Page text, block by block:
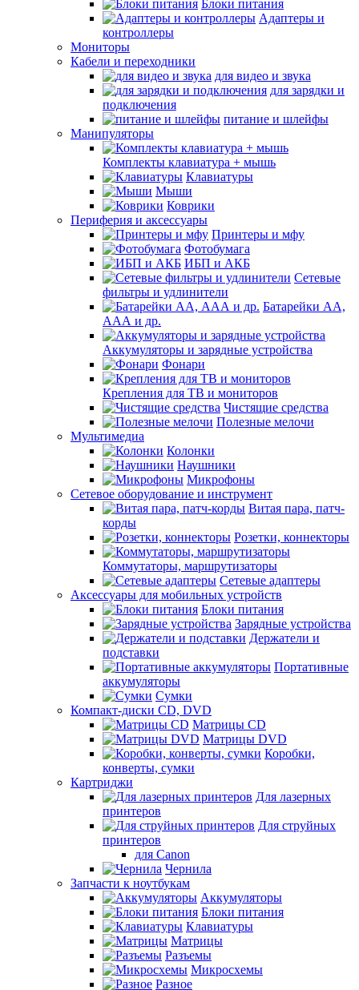
Блоки питания
Адаптеры и
контроллеры
Мониторы
Кабели и переходники
для видео и звука
для зарядки и
подключения
питание и шлейфы
Манипуляторы
Комплекты клавиатура + мышь
Клавиатуры
Мыши
Коврики
Периферия и аксессуары
Принтеры и мфу
Фотобумага
ИБП и АКБ
Сетевые
фильтры и удлинители
Батарейки АА,
ААА и др.
Аккумуляторы и зарядные устройства
Фонари
Крепления для ТВ и мониторов
Чистящие средства
Полезные мелочи
Мультимедиа
Колонки
Наушники
Микрофоны
Сетевое оборудование и инструмент
Витая пара, патч-
корды
Розетки, коннекторы
Коммутаторы, маршрутизаторы
Сетевые адаптеры
Аксессуары для мобильных устройств
Блоки питания
Зарядные устройства
Держатели и
подставки
Портативные
аккумуляторы
Сумки
Компакт-диски CD, DVD
Матрицы CD
Матрицы DVD
Коробки,
конверты, сумки
Картриджи
Для лазерных
принтеров
Для струйных
принтеров
для Canon
Чернила
Запчасти к ноутбукам
Аккумуляторы
Блоки питания
Клавиатуры
Матрицы
Разъемы
Микросхемы
Разное